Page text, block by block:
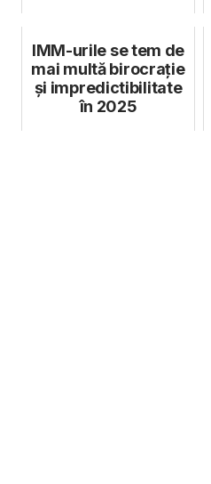
IMM-urile se tem de
mai multă birocrație
și impredictibilitate
în 2025